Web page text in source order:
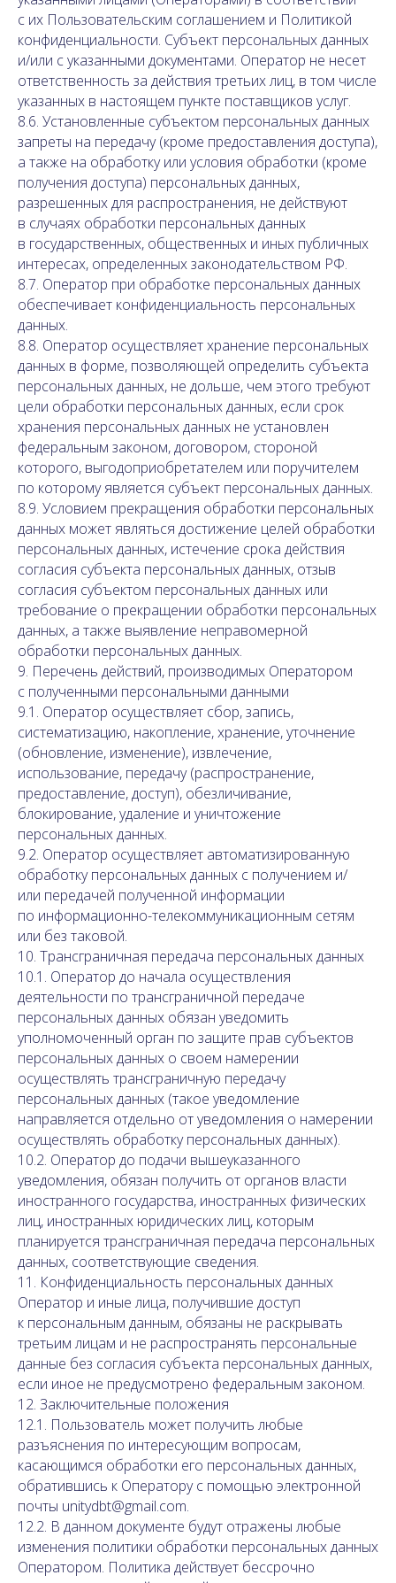
с их Пользовательским соглашением и Политикой
конфиденциальности. Субъект персональных данных
и/или с указанными документами. Оператор не несет
ответственность за действия третьих лиц, в том числе
указанных в настоящем пункте поставщиков услуг.
8.6. Установленные субъектом персональных данных
запреты на передачу (кроме предоставления доступа),
а также на обработку или условия обработки (кроме
получения доступа) персональных данных,
разрешенных для распространения, не действуют
в случаях обработки персональных данных
в государственных, общественных и иных публичных
интересах, определенных законодательством РФ.
8.7. Оператор при обработке персональных данных
обеспечивает конфиденциальность персональных
данных.
8.8. Оператор осуществляет хранение персональных
данных в форме, позволяющей определить субъекта
персональных данных, не дольше, чем этого требуют
цели обработки персональных данных, если срок
хранения персональных данных не установлен
федеральным законом, договором, стороной
которого, выгодоприобретателем или поручителем
по которому является субъект персональных данных.
8.9. Условием прекращения обработки персональных
данных может являться достижение целей обработки
персональных данных, истечение срока действия
согласия субъекта персональных данных, отзыв
согласия субъектом персональных данных или
требование о прекращении обработки персональных
данных, а также выявление неправомерной
обработки персональных данных.
9. Перечень действий, производимых Оператором
с полученными персональными данными
9.1. Оператор осуществляет сбор, запись,
систематизацию, накопление, хранение, уточнение
(обновление, изменение), извлечение,
использование, передачу (распространение,
предоставление, доступ), обезличивание,
блокирование, удаление и уничтожение
персональных данных.
9.2. Оператор осуществляет автоматизированную
обработку персональных данных с получением и/
или передачей полученной информации
по информационно-телекоммуникационным сетям
или без таковой.
10. Трансграничная передача персональных данных
10.1. Оператор до начала осуществления
деятельности по трансграничной передаче
персональных данных обязан уведомить
уполномоченный орган по защите прав субъектов
персональных данных о своем намерении
осуществлять трансграничную передачу
персональных данных (такое уведомление
направляется отдельно от уведомления о намерении
осуществлять обработку персональных данных).
10.2. Оператор до подачи вышеуказанного
уведомления, обязан получить от органов власти
иностранного государства, иностранных физических
лиц, иностранных юридических лиц, которым
планируется трансграничная передача персональных
данных, соответствующие сведения.
11. Конфиденциальность персональных данных
Оператор и иные лица, получившие доступ
к персональным данным, обязаны не раскрывать
третьим лицам и не распространять персональные
данные без согласия субъекта персональных данных,
если иное не предусмотрено федеральным законом.
12. Заключительные положения
12.1. Пользователь может получить любые
разъяснения по интересующим вопросам,
касающимся обработки его персональных данных,
обратившись к Оператору с помощью электронной
почты unitydbt@gmail.com.
12.2. В данном документе будут отражены любые
изменения политики обработки персональных данных
Оператором. Политика действует бессрочно